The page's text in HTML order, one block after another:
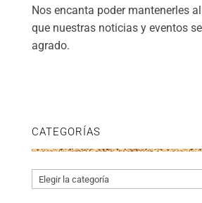
Nos encanta poder mantenerles
que nuestras noticias y eventos
agrado.
CATEGORÍAS
Categorías